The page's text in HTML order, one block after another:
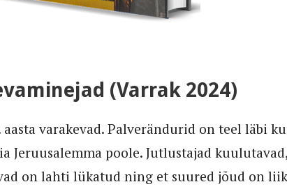
(Varrak 2024)
aasta varakevad. Palverändurid on teel läbi
Jeruusalemma poole. Jutlustajad
on lahti lükatud ning et suured jõud on